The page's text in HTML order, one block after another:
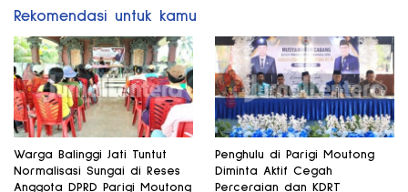
Rekomendasi untuk kamu
Warga Balinggi Jati Tuntut
Normalisasi Sungai di Reses
Anggota DPRD Parigi Moutong
Penghulu di Parigi Moutong
Diminta Aktif Cegah
Perceraian dan KDRT